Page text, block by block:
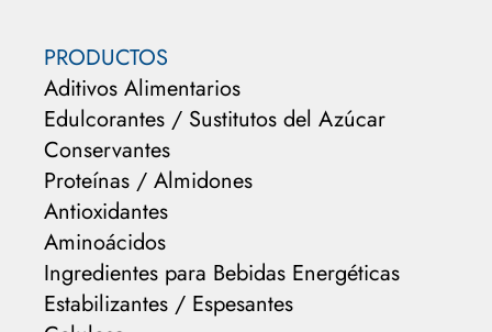
PRODUCTOS
Aditivos Alimentarios
Edulcorantes / Sustitutos del Azúcar
Conservantes
Proteínas / Almidones
Antioxidantes
Aminoácidos
Ingredientes para Bebidas Energéticas
Estabilizantes / Espesantes